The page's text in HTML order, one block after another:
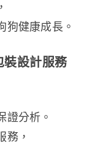
狗健康成長。
裝設計服務
證分析。
務，